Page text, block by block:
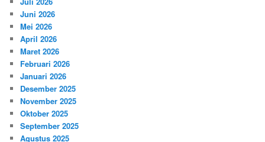
Juni 2026
Mei 2026
April 2026
Maret 2026
Februari 2026
Januari 2026
Desember 2025
November 2025
Oktober 2025
September 2025
Agustus 2025